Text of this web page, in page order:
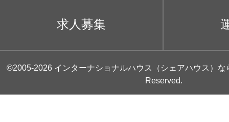
求人募集
©2005-2026 インターナショナルハウス（シェアハウス）な
Reserved.